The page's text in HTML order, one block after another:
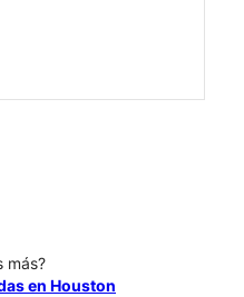
más?
en Houston